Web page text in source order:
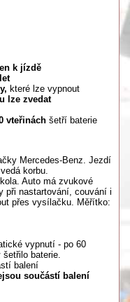
k jízdě
které lze vypnout
lze zvedat
vteřinách šetří baterie
Mercedes-Benz. Jezdí
korbu.
Auto má zvukové
při nastartování, couvání i
přes vysílačku. Měřítko:
vypnutí - po 60
baterie.
balení
součástí balení